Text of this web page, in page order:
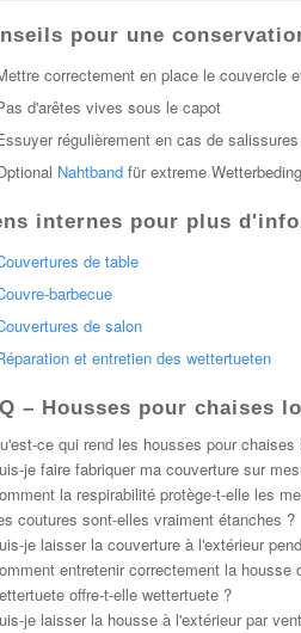
pour une
correctement en place le couvercle
d'arêtes vives sous le capot
régulièrement en cas de salissures
Nahtbandfür extreme
internes pour plus
de table
barbecue
de salon
et entretien des wettertueten
– Housses pour chaises
ce qui rend les housses pour
je faire fabriquer ma couverture sur
la respirabilité protège-t-elle les
coutures sont-elles vraiment étanches ?
je laisser la couverture à l'extérieur
entretenir correctement la housse
offre-t-elle wettertuete ?
je laisser la housse à l'extérieur par